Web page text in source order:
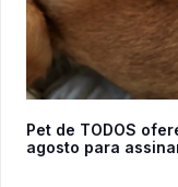
Pet de TODOS
agosto para